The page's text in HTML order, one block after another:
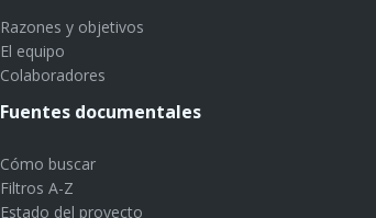
Razones y objetivos
El equipo
Colaboradores
Fuentes documentales
Cómo buscar
Filtros A-Z
Estado del proyecto